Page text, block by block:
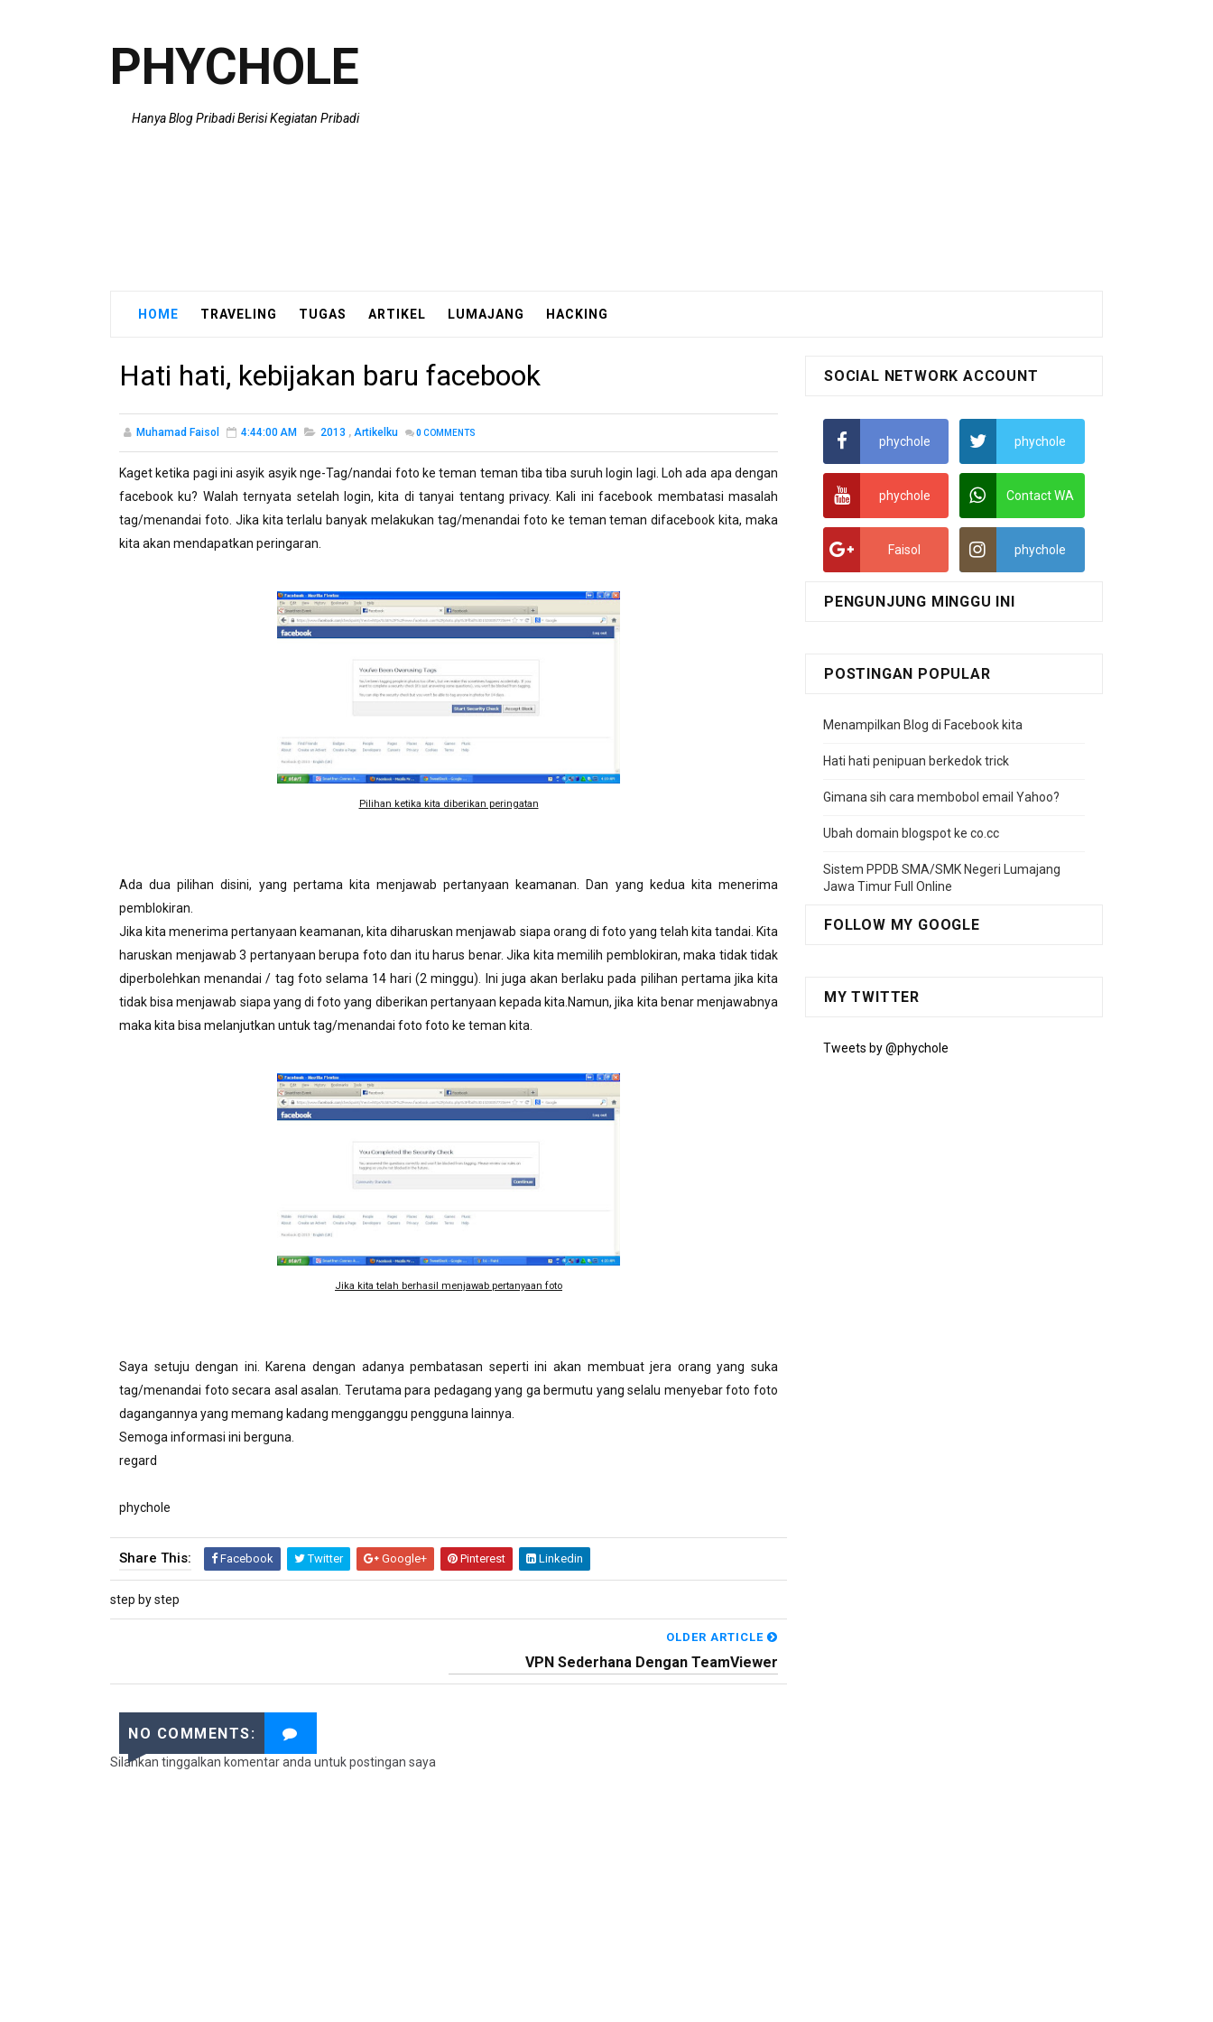
PHYCHOLE
Hanya Blog Pribadi Berisi Kegiatan Pribadi
HOME TRAVELING TUGAS ARTIKEL LUMAJANG HACKING
Hati hati, kebijakan baru facebook
Muhamad Faisol 4:44:00 AM 2013 , Artikelku 0COMMENTS
Kaget ketika pagi ini asyik asyik nge-Tag/nandai foto ke teman teman tiba tiba suruh login lagi. Loh ada apa dengan
facebook ku? Walah ternyata setelah login, kita di tanyai tentang privacy. Kali ini facebook membatasi masalah
tag/menandai foto. Jika kita terlalu banyak melakukan tag/menandai foto ke teman teman difacebook kita, maka
kita akan mendapatkan peringaran.
Pilihan ketika kita diberikan peringatan
Ada dua pilihan disini, yang pertama kita menjawab pertanyaan keamanan. Dan yang kedua kita menerima
pemblokiran.
Jika kita menerima pertanyaan keamanan, kita diharuskan menjawab siapa orang di foto yang telah kita tandai. Kita
haruskan menjawab 3 pertanyaan berupa foto dan itu harus benar. Jika kita memilih pemblokiran, maka tidak tidak
diperbolehkan menandai / tag foto selama 14 hari (2 minggu). Ini juga akan berlaku pada pilihan pertama jika kita
tidak bisa menjawab siapa yang di foto yang diberikan pertanyaan kepada kita.Namun, jika kita benar menjawabnya
maka kita bisa melanjutkan untuk tag/menandai foto foto ke teman kita.
Jika kita telah berhasil menjawab pertanyaan foto
Saya setuju dengan ini. Karena dengan adanya pembatasan seperti ini akan membuat jera orang yang suka
tag/menandai foto secara asal asalan. Terutama para pedagang yang ga bermutu yang selalu menyebar foto foto
dagangannya yang memang kadang mengganggu pengguna lainnya.
Semoga informasi ini berguna.
regard
phychole
Share This: Facebook Twitter Google+ Pinterest Linkedin
step by step
OLDER ARTICLE
VPN Sederhana Dengan TeamViewer
NO COMMENTS:
Silahkan tinggalkan komentar anda untuk postingan saya
SOCIAL NETWORK ACCOUNT
phychole phychole
phychole Contact WA
Faisol phychole
PENGUNJUNG MINGGU INI
POSTINGAN POPULAR
Menampilkan Blog di Facebook kita
Hati hati penipuan berkedok trick
Gimana sih cara membobol email Yahoo?
Ubah domain blogspot ke co.cc
Sistem PPDB SMA/SMK Negeri Lumajang
Jawa Timur Full Online
FOLLOW MY GOOGLE
MY TWITTER
Tweets by @phychole